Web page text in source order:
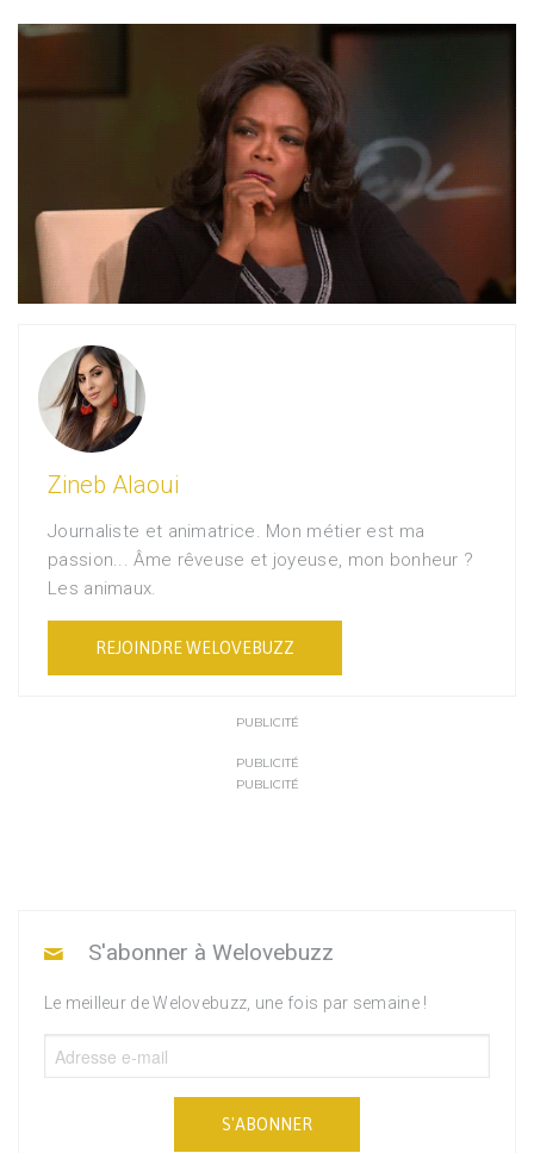
Zineb Alaoui
Journaliste et animatrice. Mon métier est ma
passion... Âme rêveuse et joyeuse, mon bonheur ?
Les animaux.
REJOINDRE WELOVEBUZZ
PUBLICITÉ
PUBLICITÉ
PUBLICITÉ
S'abonner à Welovebuzz
Le meilleur de Welovebuzz, une fois par semaine !
S'ABONNER